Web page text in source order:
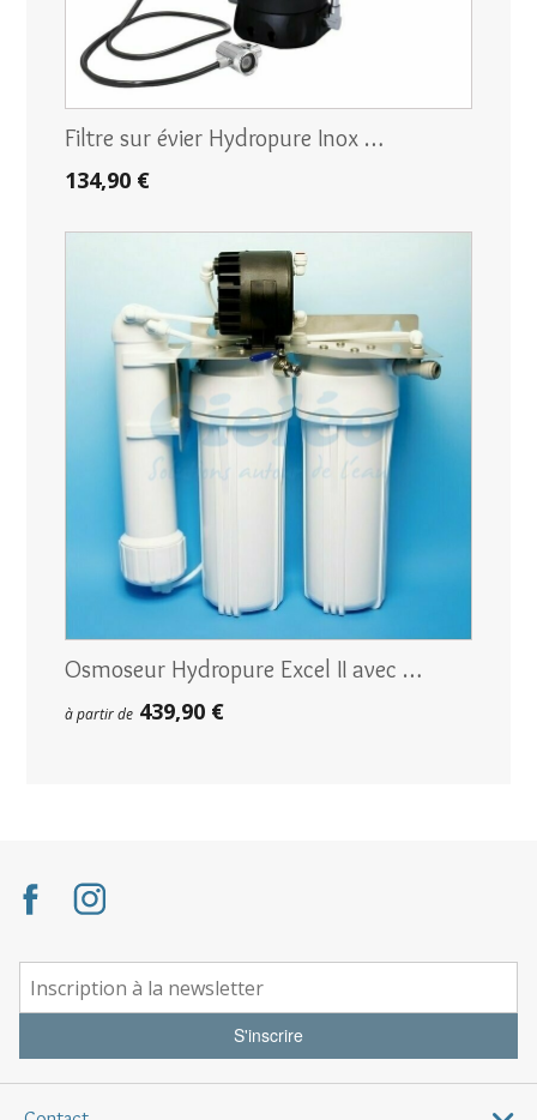
Filtre sur évier Hydropure Inox …
134,90 €
Osmoseur Hydropure Excel II avec …
à partir de 439,90 €
S'inscrire